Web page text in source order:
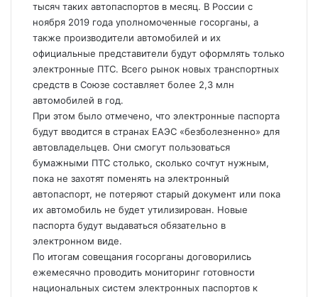
тысяч таких автопаспортов в месяц. В России с
ноября 2019 года уполномоченные госорганы, а
также производители автомобилей и их
официальные представители будут оформлять только
электронные ПТС. Всего рынок новых транспортных
средств в Союзе составляет более 2,3 млн
автомобилей в год.
При этом было отмечено, что электронные паспорта
будут вводится в странах ЕАЭС «безболезненно» для
автовладельцев. Они смогут пользоваться
бумажными ПТС столько, сколько сочтут нужным,
пока не захотят поменять на электронный
автопаспорт, не потеряют старый документ или пока
их автомобиль не будет утилизирован. Новые
паспорта будут выдаваться обязательно в
электронном виде.
По итогам совещания госорганы договорились
ежемесячно проводить мониторинг готовности
национальных систем электронных паспортов к